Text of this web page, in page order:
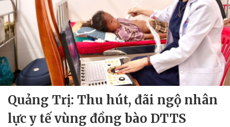
Quảng Trị: Thu hút, đãi ngộ nhân
lực y tế vùng đồng bào DTTS